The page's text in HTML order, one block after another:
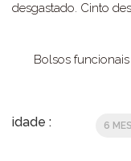
desgastado. Cinto
Bolsos
idade : 6